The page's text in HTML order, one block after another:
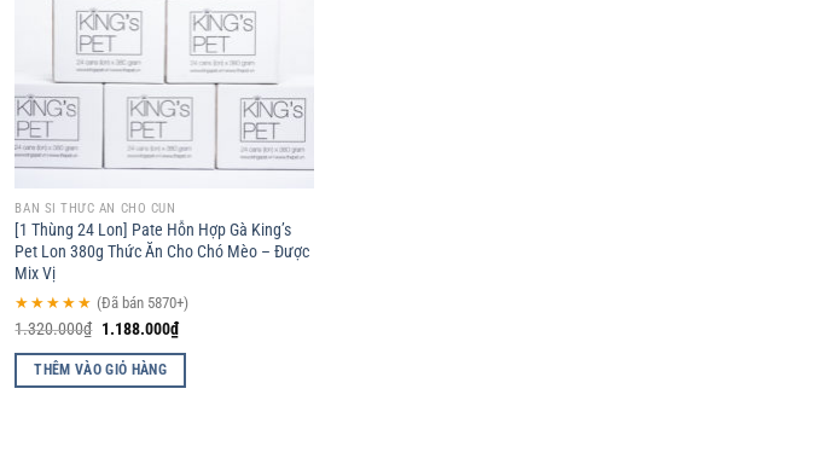
wishlist
BÁN SỈ THỨC ĂN CHO CÚN
[1 Thùng 24 Lon] Pate Hỗn Hợp Gà King’s
Pet Lon 380g Thức Ăn Cho Chó Mèo – Được
Mix Vị
★★★★★ (Đã bán 5870+)
1.320.000₫ 1.188.000₫
THÊM VÀO GIỎ HÀNG